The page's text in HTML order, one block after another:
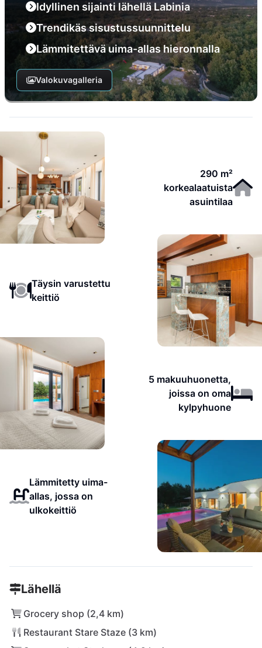
Idyllinen sijainti lähellä Labinia
Trendikäs sisustussuunnittelu
Lämmitettävä uima-allas hieronnalla
Valokuvagalleria
290 m²
korkealaatuista
asuintilaa
Täysin varustettu
keittiö
5 makuuhuonetta,
joissa on oma
kylpyhuone
Lämmitetty uima-
allas, jossa on
ulkokeittiö
Lähellä
Grocery shop (2,4 km)
Restaurant Stare Staze (3 km)